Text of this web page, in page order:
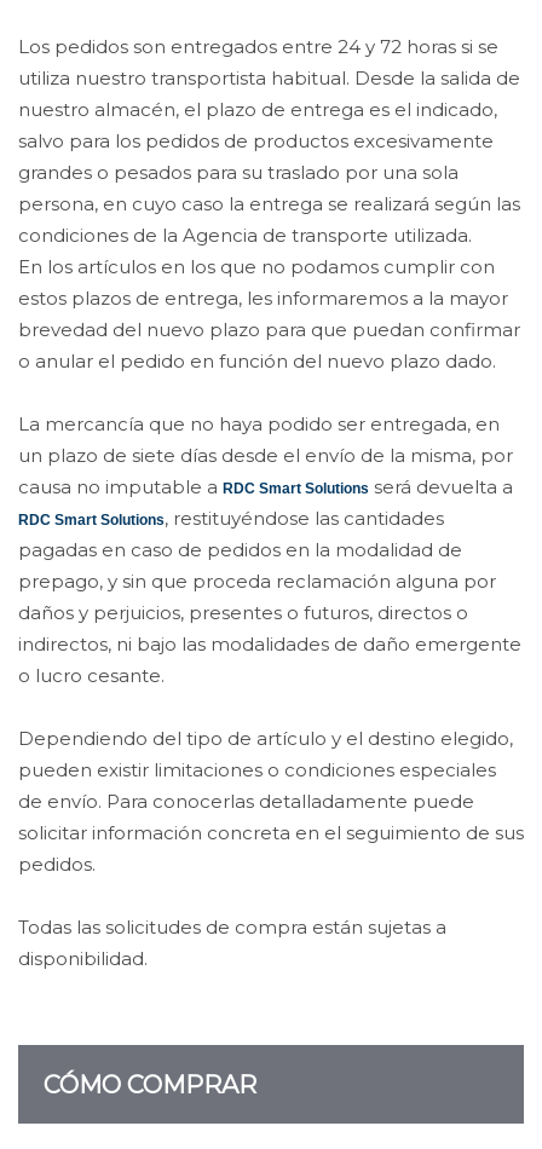
Los pedidos son entregados entre 24 y 72 horas si se
utiliza nuestro transportista habitual. Desde la salida de
nuestro almacén, el plazo de entrega es el indicado,
salvo para los pedidos de productos excesivamente
grandes o pesados para su traslado por una sola
persona, en cuyo caso la entrega se realizará según las
condiciones de la Agencia de transporte utilizada.
En los artículos en los que no podamos cumplir con
estos plazos de entrega, les informaremos a la mayor
brevedad del nuevo plazo para que puedan confirmar
o anular el pedido en función del nuevo plazo dado.
La mercancía que no haya podido ser entregada, en
un plazo de siete días desde el envío de la misma, por
causa no imputable a RDC Smart Solutions será devuelta a
RDC Smart Solutions, restituyéndose las cantidades
pagadas en caso de pedidos en la modalidad de
prepago, y sin que proceda reclamación alguna por
daños y perjuicios, presentes o futuros, directos o
indirectos, ni bajo las modalidades de daño emergente
o lucro cesante.
Dependiendo del tipo de artículo y el destino elegido,
pueden existir limitaciones o condiciones especiales
de envío. Para conocerlas detalladamente puede
solicitar información concreta en el seguimiento de sus
pedidos.
Todas las solicitudes de compra están sujetas a
disponibilidad.
CÓMO COMPRAR